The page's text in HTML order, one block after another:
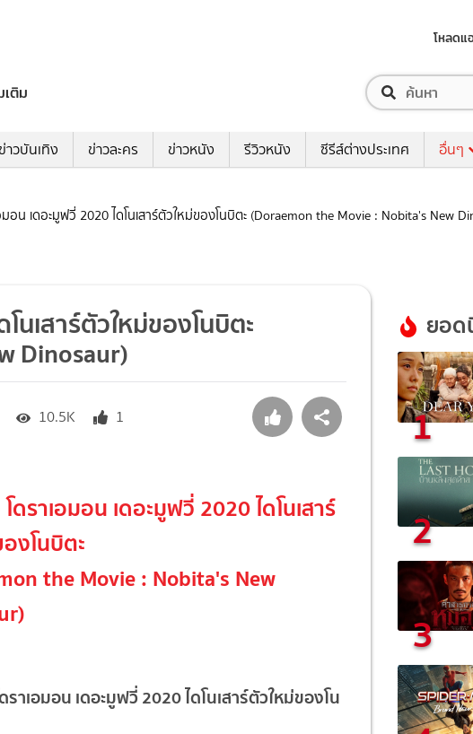
โหลดแ
เติม
ข่าวบันเทิง ข่าวละคร ข่าวหนัง รีวิวหนัง ซีรีส์ต่างประเทศ อื่นๆ
มอน เดอะมูฟวี่ 2020 ไดโนเสาร์ตัวใหม่ของโนบิตะ (Doraemon the Movie : Nobita's New
นเสาร์ตัวใหม่ของโนบิตะ
Dinosaur)
10.5K 1
ดราเอมอน เดอะมูฟวี่ 2020 ไดโนเสาร์
งโนบิตะ
the Movie : Nobita's New
ราเอมอน เดอะมูฟวี่ 2020 ไดโนเสาร์ตัวใหม่ของโน
ยอด
1
2
3